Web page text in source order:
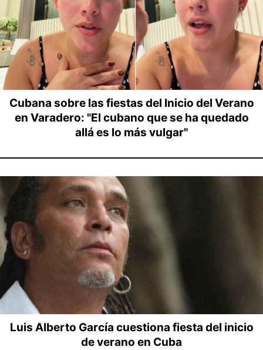
Cubana sobre las fiestas del Inicio del Verano
en Varadero: "El cubano que se ha quedado
allá es lo más vulgar"
Luis Alberto García cuestiona fiesta del inicio
de verano en Cuba